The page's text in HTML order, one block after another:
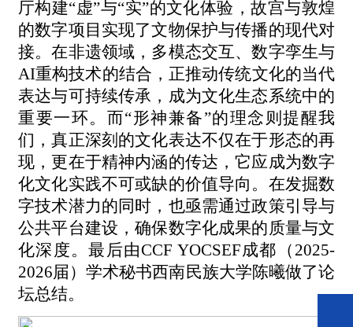
厅构建“虚”与“实”的文化体验，故宫与敦煌
的数字项目实现了文物保护与传播的现代对
接。在非遗领域，多模态交互、数字孪生与
AI重构技术的结合，正推动传统文化的当代
表达与可持续传承，成为文化生态系统中的
重要一环。 而“形神兼备”的理念则提醒我
们，真正深刻的文化表达不仅在于形态的再
现，更在于精神内涵的传达，它应成为数字
化文化实践不可或缺的价值导向。在发掘数
字技术潜力的同时， 也亟需通过政策引导与
公共平台建设，确保数字化成果的质量与文
化深度。最后由CCF YOCSEF成都（ 2025-
2026届 ）学术秘书西南民族大学陈曦做了论
坛总结。